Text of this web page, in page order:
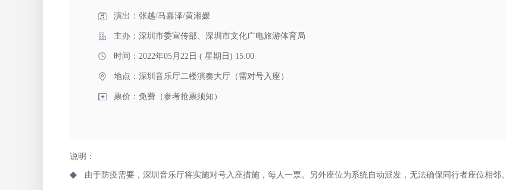
演出：张越/马嘉泽/黄湘媛
主办：深圳市委宣传部、深圳市文化广电旅游体育局
时间：2022年05月22日 ( 星期日) 15:00
地点： 深圳音乐厅二楼演奏大厅（需对号入座）
票价：免费（参考抢票须知）
说明：
由于防疫需要，深圳音乐厅将实施对号入座措施，每人一票。另外座位为系统自动派发，无法确保同行者座位相邻。